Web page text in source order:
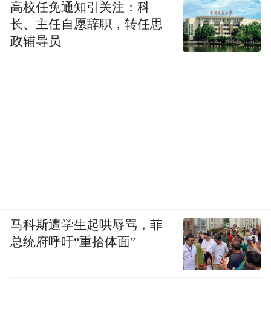
高校任免通知引关注：科
长、主任自愿辞职，转任思
政辅导员
马科斯遭学生起哄辱骂，菲
总统府呼吁“重拾体面”